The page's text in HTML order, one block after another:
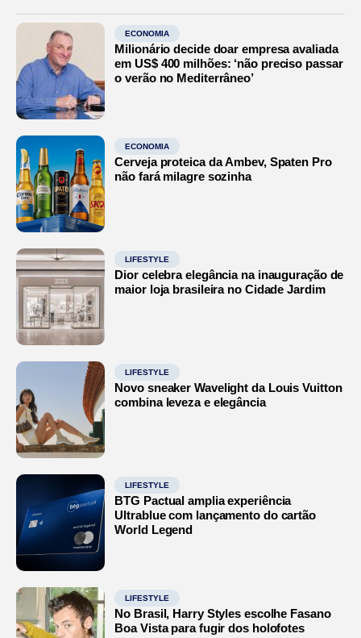
ECONOMIA
Milionário decide doar empresa avaliada
em US$ 400 milhões: ‘não preciso passar
o verão no Mediterrâneo’
ECONOMIA
Cerveja proteica da Ambev, Spaten Pro
não fará milagre sozinha
LIFESTYLE
Dior celebra elegância na inauguração de
maior loja brasileira no Cidade Jardim
LIFESTYLE
Novo sneaker Wavelight da Louis Vuitton
combina leveza e elegância
LIFESTYLE
BTG Pactual amplia experiência
Ultrablue com lançamento do cartão
World Legend
LIFESTYLE
No Brasil, Harry Styles escolhe Fasano
Boa Vista para fugir dos holofotes